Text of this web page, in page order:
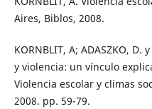
Aires, Biblos, 2008.
KORNBLIT, A; ADASZKO, D.
y violencia: un vínculo
Violencia escolar y climas
2008. pp. 59-79.